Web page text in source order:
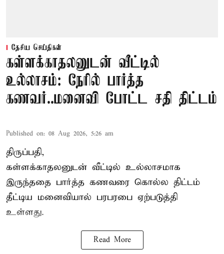
தேசிய செய்திகள்
கள்ளக்காதலனுடன் வீட்டில்
உல்லாசம்: நேரில் பார்த்த
கணவர்..மனைவி போட்ட சதி திட்டம்
Published on: 08 Aug 2026, 5:26 am
திருப்பதி,
கள்ளக்காதலனுடன் வீட்டில் உல்லாசமாக
இருந்ததை பார்த்த கணவரை கொல்ல திட்டம்
தீட்டிய மனைவியால் பரபரபை ஏற்படுத்தி
உள்ளது.
Read More